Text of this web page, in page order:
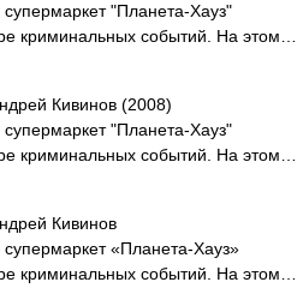
"Планета-Хауз"
криминальных событий. На этом…
Кивинов (2008)
"Планета-Хауз"
криминальных событий. На этом…
Кивинов
«Планета-Хауз»
криминальных событий. На этом…